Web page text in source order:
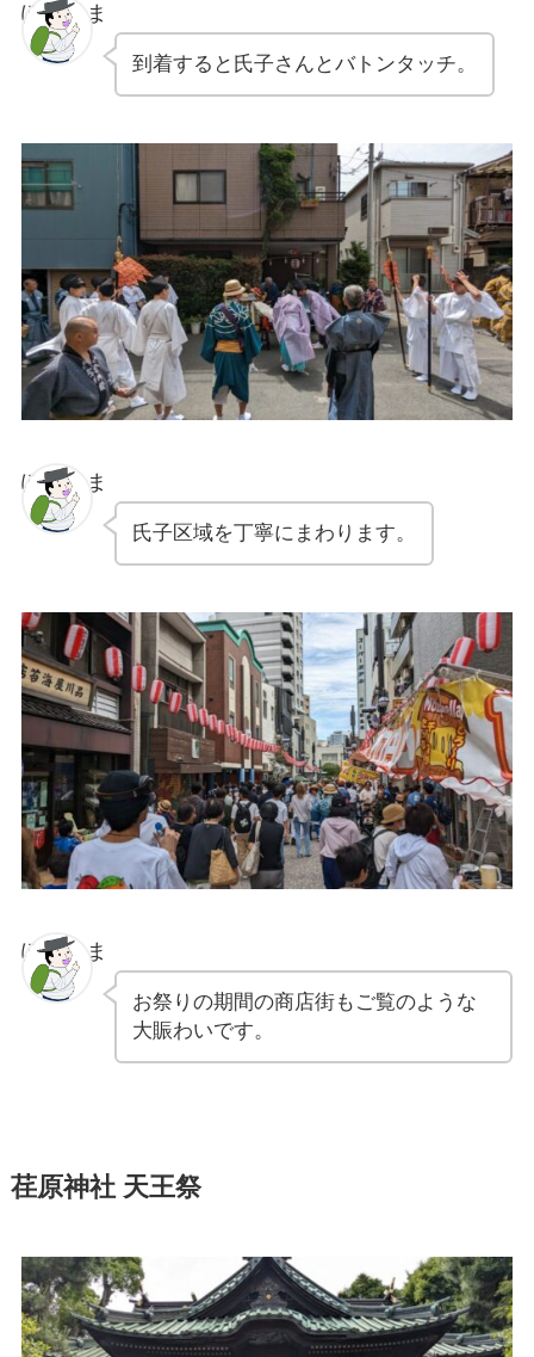
ぽちゃま
到着すると氏子さんとバトンタッチ。
ぽちゃま
氏子区域を丁寧にまわります。
ぽちゃま
お祭りの期間の商店街もご覧のような
大賑わいです。
荏原神社 天王祭